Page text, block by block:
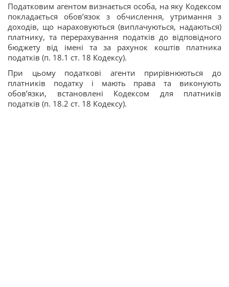
Податковим агентом визнається особа, на яку Кодексом
покладається обов’язок з обчислення, утримання з
доходів, що нараховуються (виплачуються, надаються)
платнику, та перерахування податків до відповідного
бюджету від імені та за рахунок коштів платника
податків (п. 18.1 ст. 18 Кодексу).
При цьому податкові агенти прирівнюються до
платників податку і мають права та виконують
обов’язки, встановлені Кодексом для платників
податків (п. 18.2 ст. 18 Кодексу).